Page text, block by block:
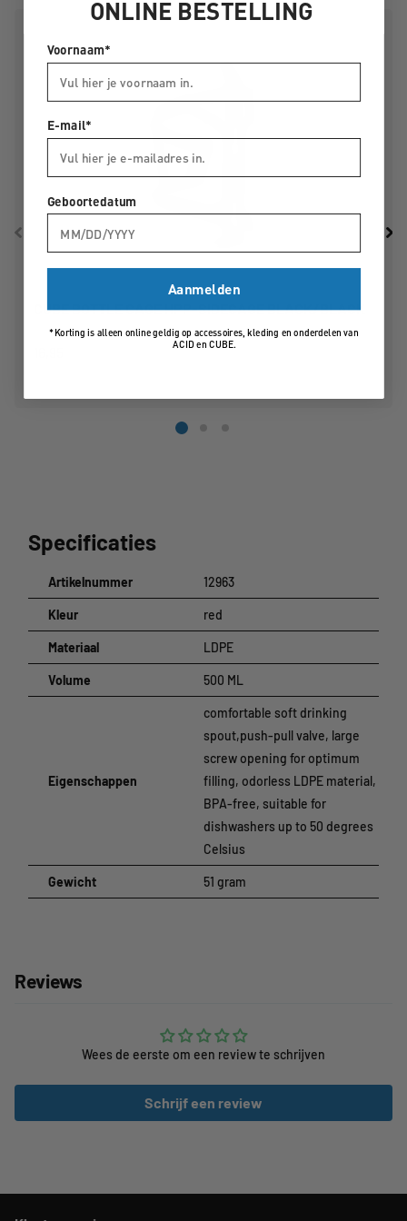
Kleur:rood
Materiaal: LDPE
Volume:0.5 L
Gewicht:51 g
CUBE BOTTLE CAGE HPP-SIDECAGE BLACK/BLACK
Specificaties
Artikelnummer 12963
Kleur red
Materiaal LDPE
Volume 500 ML
Eigenschappen
comfortable soft drinking
spout,push-pull valve, large
screw opening for optimum
filling, odorless LDPE material,
BPA-free, suitable for
dishwashers up to 50 degrees
Celsius
Gewicht 51 gram
Reviews
Wees de eerste om een review te schrijven
Schrijf een review
ONLINE BESTELLING
Voornaam*
E-mail*
Geboortedatum
Aanmelden
*Korting is alleen online geldig op accessoires, kleding en onderdelen van
ACID en CUBE.